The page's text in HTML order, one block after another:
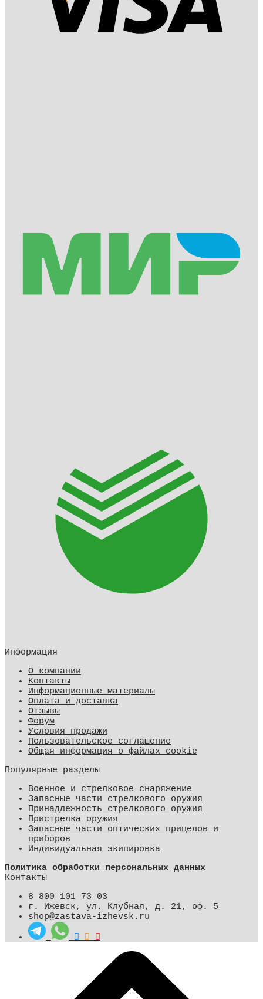
Информация
О компании
Контакты
Информационные материалы
Оплата и доставка
Отзывы
Форум
Условия продажи
Пользовательское соглашение
Общая информация о файлах cookie
Популярные разделы
Военное и стрелковое снаряжение
Запасные части стрелкового оружия
Принадлежность стрелкового оружия
Пристрелка оружия
Запасные части оптических прицелов и
приборов
Индивидуальная экипировка
Политика обработки персональных данных
Контакты
8 800 101 73 03
г. Ижевск, ул. Клубная, д. 21, оф. 5
shop@zastava-izhevsk.ru